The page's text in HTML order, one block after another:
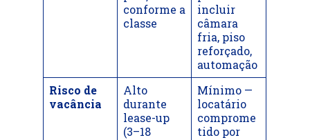
conforme a
classe
incluir
câmara
fria, piso
reforçado,
automação
Risco de
vacância
Alto
durante
lease-up
(3–18
Mínimo —
locatário
comprome
tido por